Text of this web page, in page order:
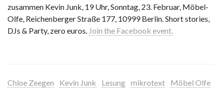
zusammen Kevin Junk, 19 Uhr, Sonntag, 23. Februar, Möbel-
Olfe, Reichenberger Straße 177, 10999 Berlin. Short stories,
DJs & Party, zero euros. Join the Facebook event.
Chloe Zeegen Kevin Junk Lesung mikrotext Möbel Olfe